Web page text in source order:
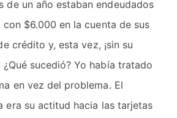
de un año estaban endeudados
$6.000 en la cuenta de sus
crédito y, esta vez, ¡sin su
sucedió? Yo había tratado
en vez del problema. El
era su actitud hacia las tarjetas